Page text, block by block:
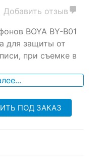
Добавить отзыв
BOYA BY-B01
для защиты от
при съемке в
ПОД ЗАКАЗ